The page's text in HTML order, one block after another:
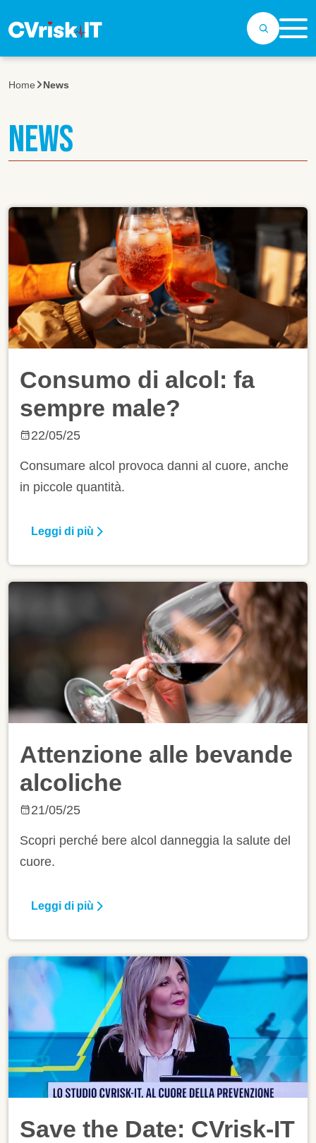
Home News
NEWS
Consumo di alcol: fa
sempre male?
22/05/25
Consumare alcol provoca danni al cuore, anche
in piccole quantità.
Leggi di più
Attenzione alle bevande
alcoliche
21/05/25
Scopri perché bere alcol danneggia la salute del
cuore.
Leggi di più
Save the Date: CVrisk-IT